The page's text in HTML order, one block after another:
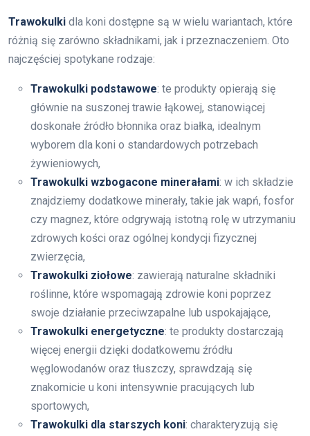
Trawokulki dla koni dostępne są w wielu wariantach, które
różnią się zarówno składnikami, jak i przeznaczeniem. Oto
najczęściej spotykane rodzaje:
Trawokulki podstawowe: te produkty opierają się
głównie na suszonej trawie łąkowej, stanowiącej
doskonałe źródło błonnika oraz białka, idealnym
wyborem dla koni o standardowych potrzebach
żywieniowych,
Trawokulki wzbogacone minerałami: w ich składzie
znajdziemy dodatkowe minerały, takie jak wapń, fosfor
czy magnez, które odgrywają istotną rolę w utrzymaniu
zdrowych kości oraz ogólnej kondycji fizycznej
zwierzęcia,
Trawokulki ziołowe: zawierają naturalne składniki
roślinne, które wspomagają zdrowie koni poprzez
swoje działanie przeciwzapalne lub uspokajające,
Trawokulki energetyczne: te produkty dostarczają
więcej energii dzięki dodatkowemu źródłu
węglowodanów oraz tłuszczy, sprawdzają się
znakomicie u koni intensywnie pracujących lub
sportowych,
Trawokulki dla starszych koni: charakteryzują się